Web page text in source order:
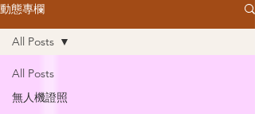
動態專欄
All Posts
無人機證照
All Posts